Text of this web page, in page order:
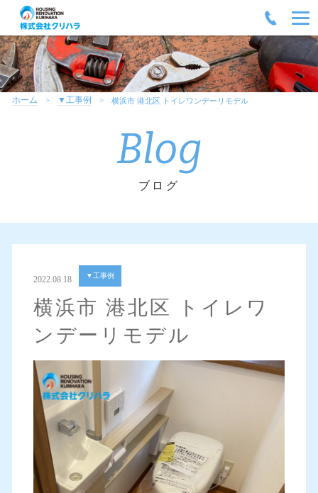
ホーム ▼工事例 横浜市 港北区 トイレワンデーリモデル
Blog
ブログ
2022.08.18 ▼工事例
横浜市 港北区 トイレワ
ンデーリモデル